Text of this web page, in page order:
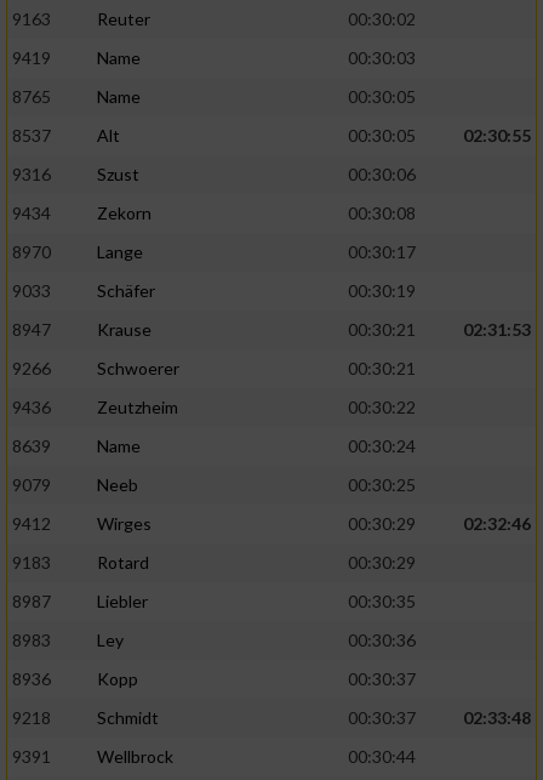
9163
Reuter
00:30:02
9419
Name
00:30:03
8765
Name
00:30:05
8537
Alt 00:30:05
02:30:55
9316
Szust
00:30:06
9434
Zekorn
00:30:08
8970
Lange
00:30:17
9033
Schäfer
00:30:19
8947
Krause 00:30:21
02:31:53
9266
Schwoerer
00:30:21
9436
Zeutzheim
00:30:22
8639
Name
00:30:24
9079
Neeb
00:30:25
9412
Wirges 00:30:29
02:32:46
9183
Rotard
00:30:29
8987
Liebler
00:30:35
8983
Ley
00:30:36
8936
Kopp
00:30:37
9218
Schmidt 00:30:37
02:33:48
9391
Wellbrock
00:30:44